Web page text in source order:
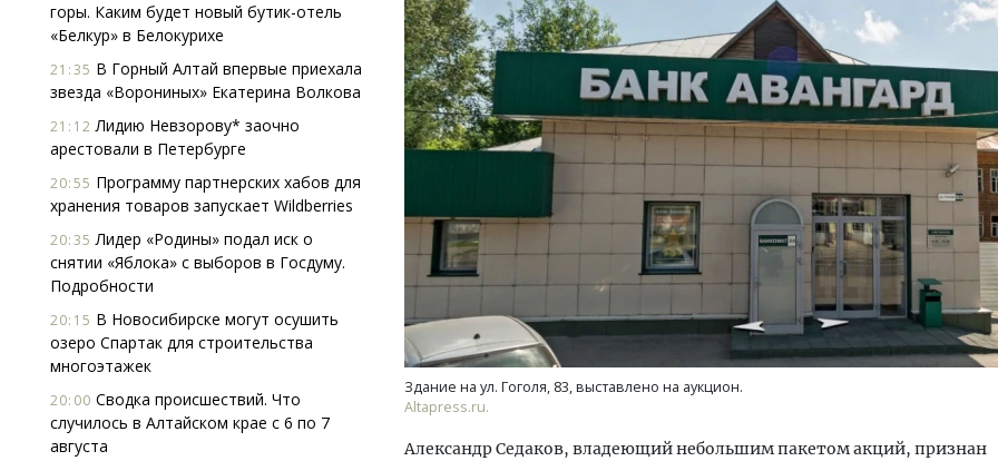
горы. Каким будет новый бутик-отель
«Белкур» в Белокурихе
21:35 В Горный Алтай впервые приехала
звезда «Ворониных» Екатерина Волкова
21:12 Лидию Невзорову* заочно
арестовали в Петербурге
20:55 Программу партнерских хабов для
хранения товаров запускает Wildberries
20:35 Лидер «Родины» подал иск о
снятии «Яблока» с выборов в Госдуму.
Подробности
20:15 В Новосибирске могут осушить
озеро Спартак для строительства
многоэтажек
20:00 Сводка происшествий. Что
случилось в Алтайском крае с 6 по 7
августа
Здание на ул. Гоголя, 83, выставлено на аукцион.
Altapress.ru.
Александр Седаков, владеющий небольшим пакетом акций, признан
Смелость архитектурных идей.
Генеральный директор компании
ЗИАС — об эстетике городов,
трендах в фасадах и развитии рынка
СТРОИТЕЛЬСТВО
Архитектурный код начинается с
земли. Мощение крупноформатными
плитами становится новым
стандартом благоустройства
СТРОИТЕЛЬСТВО
Ищем новые берега.
«Жилищной
Гатилов — о том, как
оставаться на плаву,
штормит
СТРОИТЕЛЬСТВО